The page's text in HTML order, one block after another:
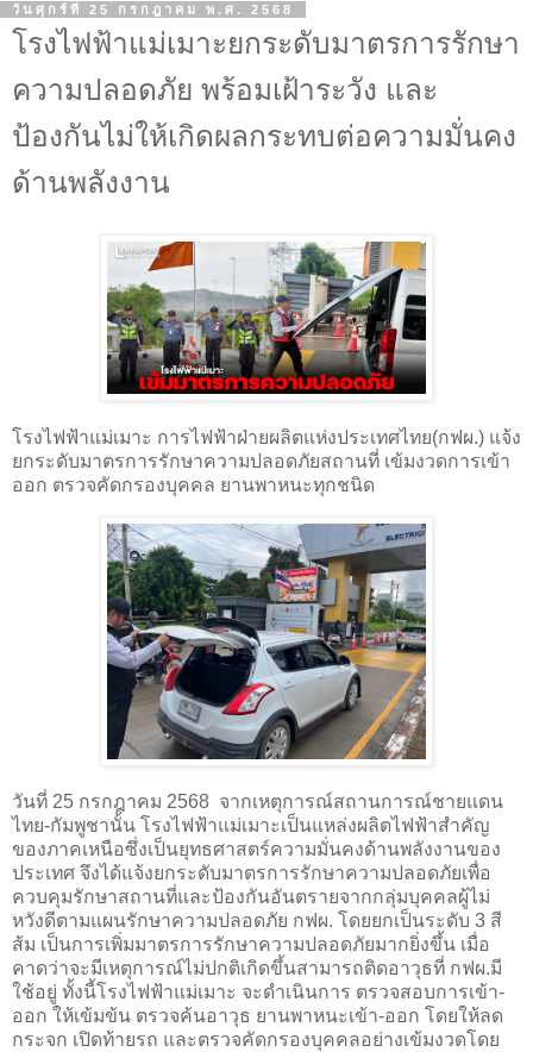
วันศุกร์ที่ 25 กรกฎาคม พ.ศ. 2568
โรงไฟฟ้าแม่เมาะยกระดับมาตรการรักษา
ความปลอดภัย พร้อมเฝ้าระวัง และ
ป้องกันไม่ให้เกิดผลกระทบต่อความมั่นคง
ด้านพลังงาน
โรงไฟฟ้าแม่เมาะ การไฟฟ้าฝ่ายผลิตแห่งประเทศไทย(กฟผ.) แจ้ง
ยกระดับมาตรการรักษาความปลอดภัยสถานที่ เข้มงวดการเข้า
ออก ตรวจคัดกรองบุคคล ยานพาหนะทุกชนิด
วันที่ 25 กรกฎาคม 2568 จากเหตุการณ์สถานการณ์ชายแดน
ไทย-กัมพูชานั้น โรงไฟฟ้าแม่เมาะเป็นแหล่งผลิตไฟฟ้าสำคัญ
ของภาคเหนือซึ่งเป็นยุทธศาสตร์ความมั่นคงด้านพลังงานของ
ประเทศ จึงได้แจ้งยกระดับมาตรการรักษาความปลอดภัยเพื่อ
ควบคุมรักษาสถานที่และป้องกันอันตรายจากกลุ่มบุคคลผู้ไม่
หวังดีตามแผนรักษาความปลอดภัย กฟผ. โดยยกเป็นระดับ 3 สี
ส้ม เป็นการเพิ่มมาตรการรักษาความปลอดภัยมากยิ่งขึ้น เมื่อ
คาดว่าจะมีเหตุการณ์ไม่ปกติเกิดขึ้นสามารถติดอาวุธที่ กฟผ.มี
ใช้อยู่ ทั้งนี้โรงไฟฟ้าแม่เมาะ จะดำเนินการ ตรวจสอบการเข้า-
ออก ให้เข้มข้น ตรวจค้นอาวุธ ยานพาหนะเข้า-ออก โดยให้ลด
กระจก เปิดท้ายรถ และตรวจคัดกรองบุคคลอย่างเข้มงวดโดย